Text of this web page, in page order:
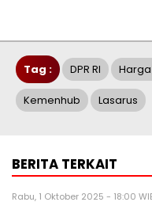
Tag : DPR RI
Kemenhub Lasarus
BERITA TERKAIT
Rabu, 1 Oktober 2025 - 18:00